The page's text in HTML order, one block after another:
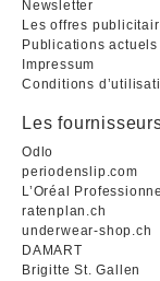
Newsletter
Les offres
Publications actuels
Impressum
Conditions
Les
Odlo
periodenslip.com
L’Oréal Professionnel
ratenplan.ch
underwear-shop.ch
DAMART
Brigitte St. Gallen